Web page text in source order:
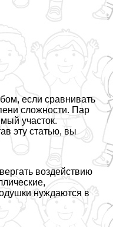
если сравнивать
сложности. Пар
участок.
эту статью, вы
воздействию
нуждаются в